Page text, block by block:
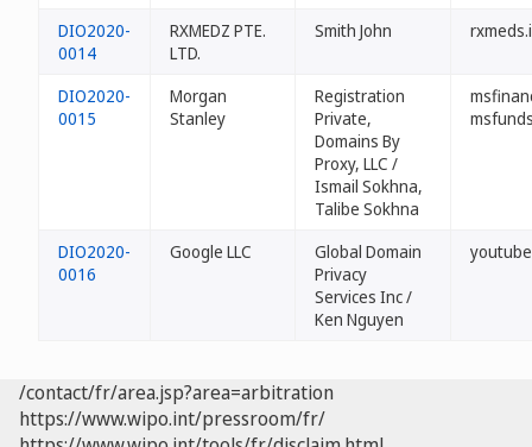
DIO2020-
0014
RXMEDZ PTE.
LTD.
Smith John
DIO2020-
0015
Morgan
Stanley
Registration
Private,
Domains By
Proxy, LLC /
Ismail Sokhna,
Talibe Sokhna
DIO2020-
0016
Google LLC
Global Domain
Privacy
Services Inc /
Ken Nguyen
/contact/fr/area.jsp?area=arbitration
https://www.wipo.int/pressroom/fr/